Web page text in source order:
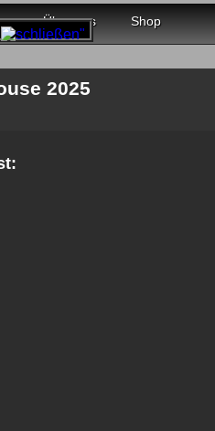
Über uns Shop
2025